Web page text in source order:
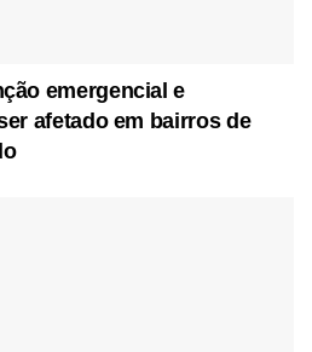
emergencial e
afetado em bairros de